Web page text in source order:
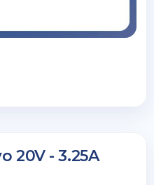
20V - 3.25A